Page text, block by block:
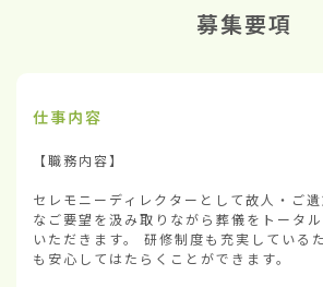
募集要項
仕事内容
【職務内容】
セレモニーディレクターとして故人・ご
なご要望を汲み取りながら葬儀をトータ
いただきます。 研修制度も充実している
も安心してはたらくことができます。